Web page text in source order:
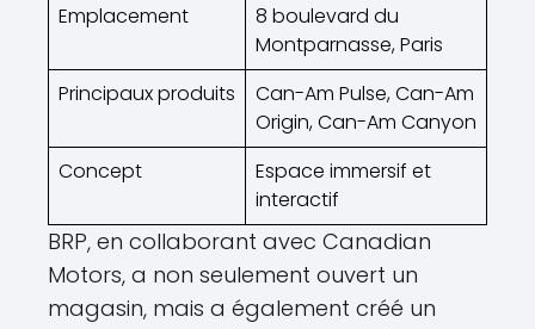
Emplacement
8 boulevard du
Montparnasse, Paris
Principaux produits
Can-Am Pulse, Can-Am
Origin, Can-Am Canyon
Concept
Espace immersif et
interactif
BRP, en collaborant avec Canadian
Motors, a non seulement ouvert un
magasin, mais a également créé un